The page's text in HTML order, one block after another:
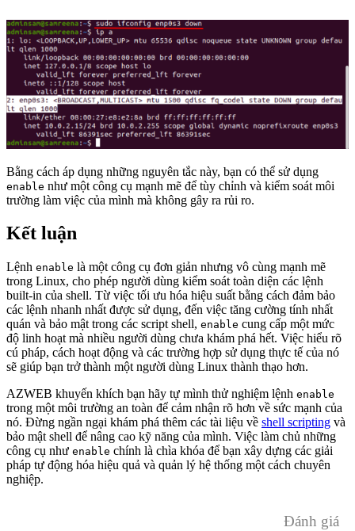
Bằng cách áp dụng những nguyên tắc này, bạn có thể sử dụng
enable như một công cụ mạnh mẽ để tùy chỉnh và kiểm soát môi
trường làm việc của mình mà không gây ra rủi ro.
Kết luận
Lệnh enable là một công cụ đơn giản nhưng vô cùng mạnh mẽ
trong Linux, cho phép người dùng kiểm soát toàn diện các lệnh
built-in của shell. Từ việc tối ưu hóa hiệu suất bằng cách đảm bảo
các lệnh nhanh nhất được sử dụng, đến việc tăng cường tính nhất
quán và bảo mật trong các script shell, enable cung cấp một mức
độ linh hoạt mà nhiều người dùng chưa khám phá hết. Việc hiểu rõ
cú pháp, cách hoạt động và các trường hợp sử dụng thực tế của nó
sẽ giúp bạn trở thành một người dùng Linux thành thạo hơn.
AZWEB khuyến khích bạn hãy tự mình thử nghiệm lệnh enable
trong một môi trường an toàn để cảm nhận rõ hơn về sức mạnh của
nó. Đừng ngần ngại khám phá thêm các tài liệu về shell scripting và
bảo mật shell để nâng cao kỹ năng của mình. Việc làm chủ những
công cụ như enable chính là chìa khóa để bạn xây dựng các giải
pháp tự động hóa hiệu quả và quản lý hệ thống một cách chuyên
nghiệp.
Đánh giá